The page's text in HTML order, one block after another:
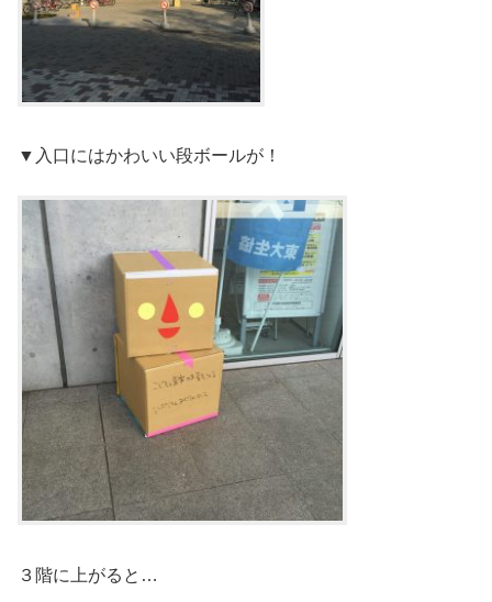
▼入口にはかわいい段ボールが！
３階に上がると…